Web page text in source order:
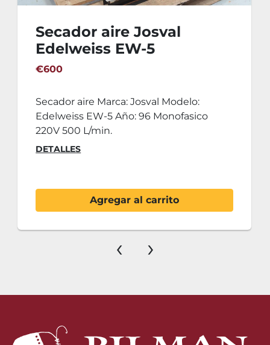
Secador aire Josval
Edelweiss EW-5
€600
Secador aire Marca: Josval Modelo:
Edelweiss EW-5 Año: 96 Monofasico
220V 500 L/min.
DETALLES
Agregar al carrito
‹ ›